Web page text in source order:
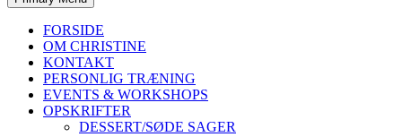
FORSIDE
OM CHRISTINE
KONTAKT
PERSONLIG TRÆNING
EVENTS & WORKSHOPS
OPSKRIFTER
DESSERT/SØDE SAGER